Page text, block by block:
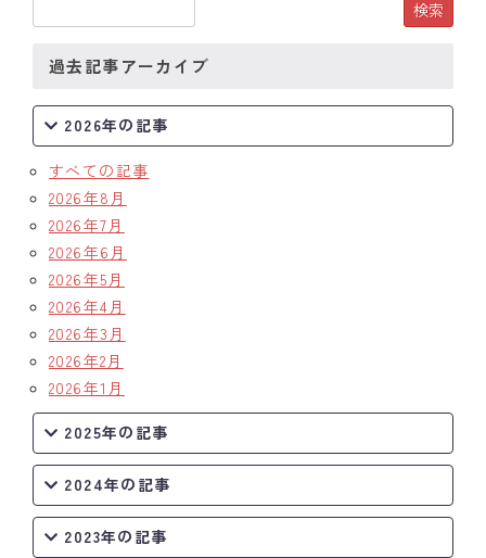
歴代会長・幹事
記念誌
案内
例会場・事務局の案内
リンク集
情報公開
入会のご案内
過去記事アーカイブ
2026年の記事
すべての記事
2026年8月
2026年7月
2026年6月
2026年5月
2026年4月
2026年3月
2026年2月
2026年1月
2025年の記事
2024年の記事
2023年の記事